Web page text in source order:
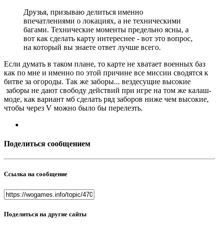
Друзья, призываю делиться именно
впечатлениями о локациях, а не техническими
багами. Технические моменты предельно ясны, а
вот как сделать карту интереснее - вот это вопрос,
на который вы знаете ответ лучше всего.
Если думать в таком плане, то карте не хватает военных баз
как по мне и именно по этой причине все миссии сводятся к
битве за огороды. Так же заборы... вездесущие высокие
заборы не дают свободу действий при игре на том же калаш-
моде, как вариант мб сделать ряд заборов ниже чем высокие,
чтобы через V можно было бы перелезть.
Поделиться сообщением
Ссылка на сообщение
Поделиться на другие сайты